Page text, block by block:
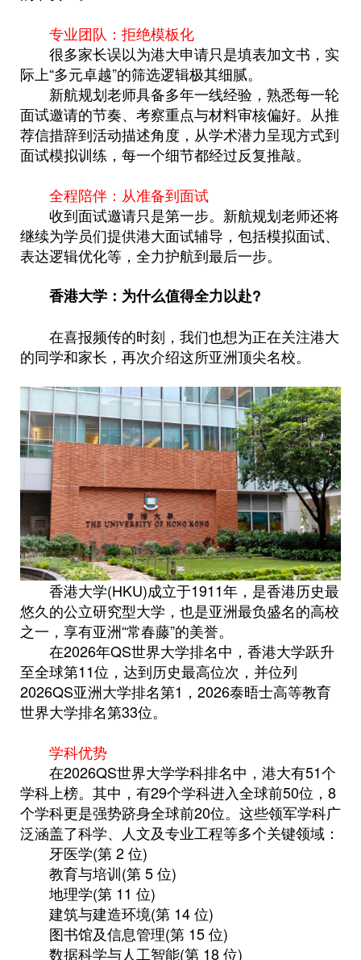
专业团队：拒绝模板化
很多家长误以为港大申请只是填表加文书，实
际上“多元卓越”的筛选逻辑极其细腻。
新航规划老师具备多年一线经验，熟悉每一轮
面试邀请的节奏、考察重点与材料审核偏好。从推
荐信措辞到活动描述角度，从学术潜力呈现方式到
面试模拟训练，每一个细节都经过反复推敲。
全程陪伴：从准备到面试
收到面试邀请只是第一步。新航规划老师还将
继续为学员们提供港大面试辅导，包括模拟面试、
表达逻辑优化等，全力护航到最后一步。
香港大学：为什么值得全力以赴?
在喜报频传的时刻，我们也想为正在关注港大
的同学和家长，再次介绍这所亚洲顶尖名校。
香港大学(HKU)成立于1911年，是香港历史最
悠久的公立研究型大学，也是亚洲最负盛名的高校
之一，享有亚洲“常春藤”的美誉。
在2026年QS世界大学排名中，香港大学跃升
至全球第11位，达到历史最高位次，并位列
2026QS亚洲大学排名第1，2026泰晤士高等教育
世界大学排名第33位。
学科优势
在2026QS世界大学学科排名中，港大有51个
学科上榜。其中，有29个学科进入全球前50位，8
个学科更是强势跻身全球前20位。这些领军学科广
泛涵盖了科学、人文及专业工程等多个关键领域：
牙医学(第 2 位)
教育与培训(第 5 位)
地理学(第 11 位)
建筑与建造环境(第 14 位)
图书馆及信息管理(第 15 位)
数据科学与人工智能(第 18 位)